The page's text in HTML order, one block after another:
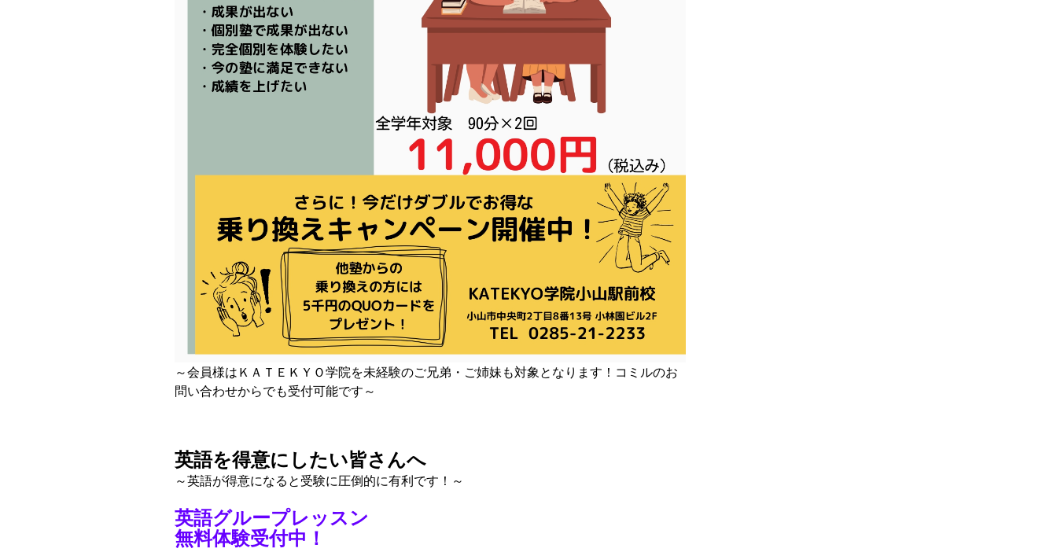
～会員様はＫＡＴＥＫＹＯ学院を未経験のご兄弟・ご姉妹も対象となります！コミルのお
問い合わせからでも受付可能です～
英語を得意にしたい皆さんへ
～英語が得意になると受験に圧倒的に有利です！～
英語グループレッスン
無料体験受付中！